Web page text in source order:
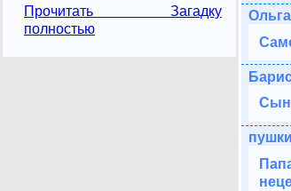
Прочитать Загадку
полностью
Ольга
Сын